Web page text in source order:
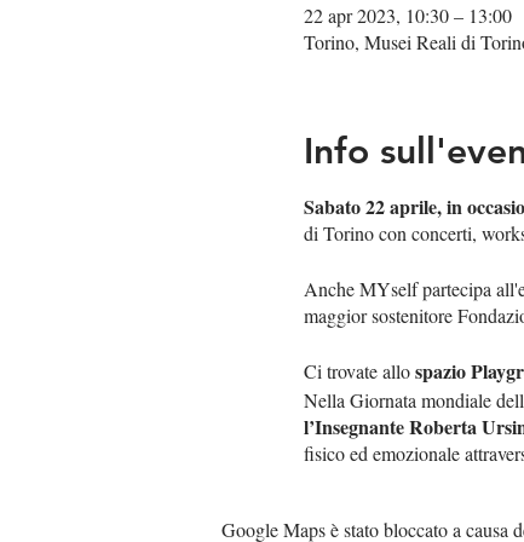
22 apr 2023, 10:30 – 13:00
Torino, Musei Reali di
Info
Sabato 22 aprile, in
di Torino con concerti,
Anche MYself partecipa
maggior sostenitore
Ci trovate allospazio
Nella Giornata mondiale
l’Insegnante Roberta
fisico ed emozionale
L’Acqua,la nostra
Google Maps è stato bloccato a causa